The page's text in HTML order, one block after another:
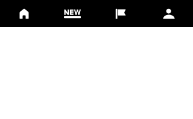
​イベント依頼
プライバシーポリシー